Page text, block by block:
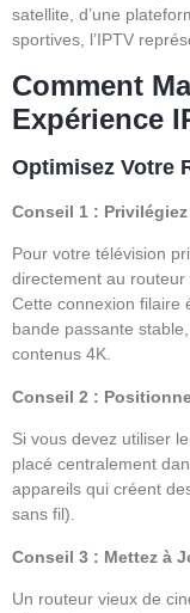
satellite, d’une
sportives, l’IPTV
Comment
Expérience
Optimisez Votre
Conseil 1 :
Pour votre télévision
directement au
Cette connexion filaire
bande passante
contenus 4K.
Conseil 2 :
Si vous devez utiliser
placé centralement
appareils qui créent
sans fil).
Conseil 3 : Mettez à
Un routeur vieux de